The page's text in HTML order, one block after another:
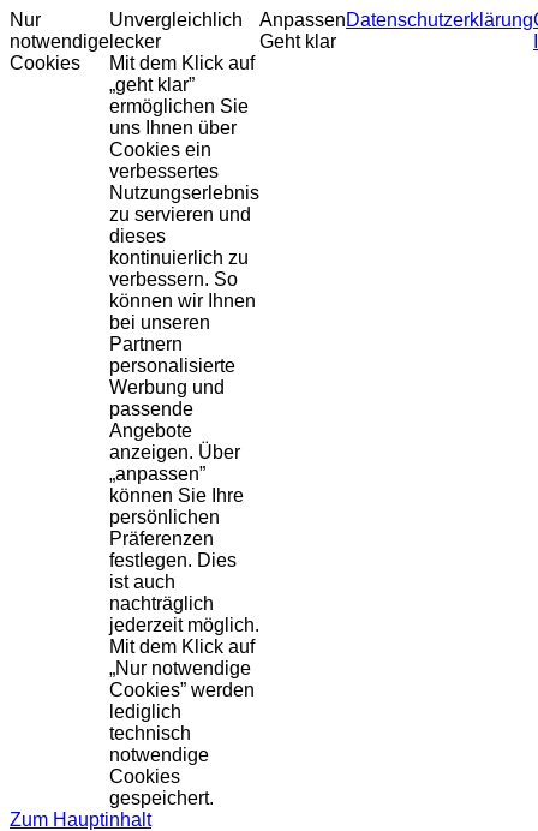
Nur
notwendige
Cookies
Unvergleichlich
lecker
Mit dem Klick auf
„geht klar”
ermöglichen Sie
uns Ihnen über
Cookies ein
verbessertes
Nutzungserlebnis
zu servieren und
dieses
kontinuierlich zu
verbessern. So
können wir Ihnen
bei unseren
Partnern
personalisierte
Werbung und
passende
Angebote
anzeigen. Über
„anpassen”
können Sie Ihre
persönlichen
Präferenzen
festlegen. Dies
ist auch
nachträglich
jederzeit möglich.
Mit dem Klick auf
„Nur notwendige
Cookies” werden
lediglich
technisch
notwendige
Cookies
gespeichert.
Anpassen
Geht klar
Datenschutzerklärung
Zum Hauptinhalt